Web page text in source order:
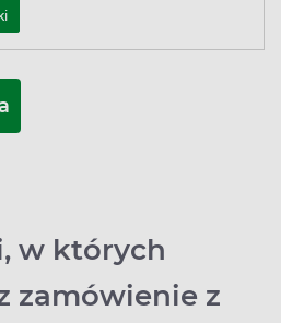
w których
zamówienie z